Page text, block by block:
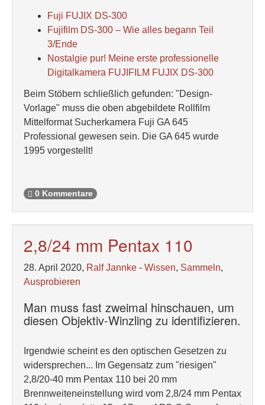
Fuji FUJIX DS-300
Fujifilm DS-300 – Wie alles begann Teil
3/Ende
Nostalgie pur! Meine erste professionelle
Digitalkamera FUJIFILM FUJIX DS-300
Beim Stöbern schließlich gefunden: "Design-
Vorlage" muss die oben abgebildete Rollfilm
Mittelformat Sucherkamera Fuji GA 645
Professional gewesen sein. Die GA 645 wurde
1995 vorgestellt!
0 Kommentare
2,8/24 mm Pentax 110
28. April 2020, Ralf Jannke - Wissen, Sammeln,
Ausprobieren
Man muss fast zweimal hinschauen, um
diesen Objektiv-Winzling zu identifizieren.
Irgendwie scheint es den optischen Gesetzen zu
widersprechen... Im Gegensatz zum "riesigen"
2,8/20-40 mm Pentax 110 bei 20 mm
Brennweiteneinstellung wird vom 2,8/24 mm Pentax